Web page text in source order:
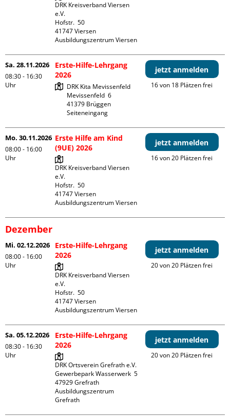
DRK Kreisverband Viersen
e.V.
Hofstr.  50
41747 Viersen
Ausbildungszentrum Viersen
Sa. 28.11.2026
08:30 - 16:30
Uhr
Erste-Hilfe-Lehrgang
2026
DRK Kita Mevissenfeld
Mevissenfeld  6
41379 Brüggen
Seiteneingang
jetzt anmelden
16 von 18 Plätzen frei
Mo. 30.11.2026
08:00 - 16:00
Uhr
Erste Hilfe am Kind
(9UE) 2026
DRK Kreisverband Viersen
e.V.
Hofstr.  50
41747 Viersen
Ausbildungszentrum Viersen
jetzt anmelden
16 von 20 Plätzen frei
Dezember
Mi. 02.12.2026
08:00 - 16:00
Uhr
Erste-Hilfe-Lehrgang
2026
DRK Kreisverband Viersen
e.V.
Hofstr.  50
41747 Viersen
Ausbildungszentrum Viersen
jetzt anmelden
20 von 20 Plätzen frei
Sa. 05.12.2026
08:30 - 16:30
Uhr
Erste-Hilfe-Lehrgang
2026
DRK Ortsverein Grefrath e.V.
Gewerbepark Wasserwerk  5
47929 Grefrath
Ausbildungszentrum
Grefrath
jetzt anmelden
20 von 20 Plätzen frei